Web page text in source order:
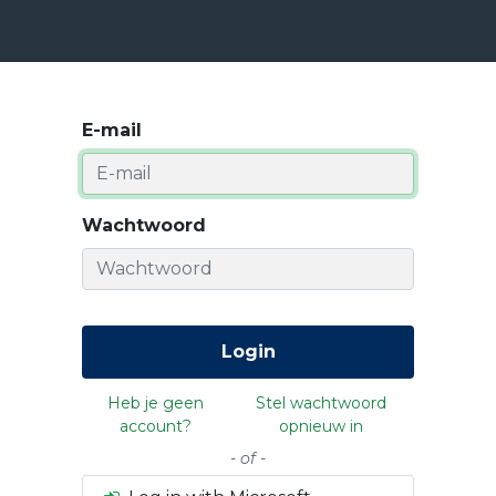
E-mail
Wachtwoord
Login
Heb je geen
account?
Stel wachtwoord
opnieuw in
- of -